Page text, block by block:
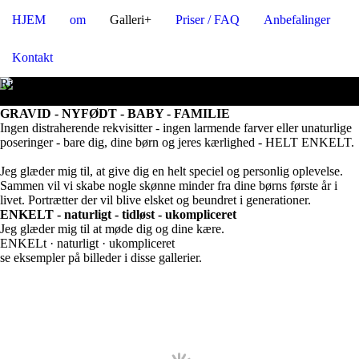
HJEM om Galleri+ Priser / FAQ Anbefalinger
Kontakt
Rigtig hjertelig velkommen
GRAVID - NYFØDT - BABY - FAMILIE
Ingen distraherende rekvisitter - ingen larmende farver eller unaturlige
poseringer - bare dig, dine børn og jeres kærlighed - HELT ENKELT.
Jeg glæder mig til, at give dig en helt speciel og personlig oplevelse.
Sammen vil vi skabe nogle skønne minder fra dine børns første år i
livet. Portrætter der vil blive elsket og beundret i generationer.
ENKELT - naturligt - tidløst - ukompliceret
Jeg glæder mig til at møde dig og dine kære.
ENKELt · naturligt · ukompliceret
se eksempler på billeder i disse gallerier.